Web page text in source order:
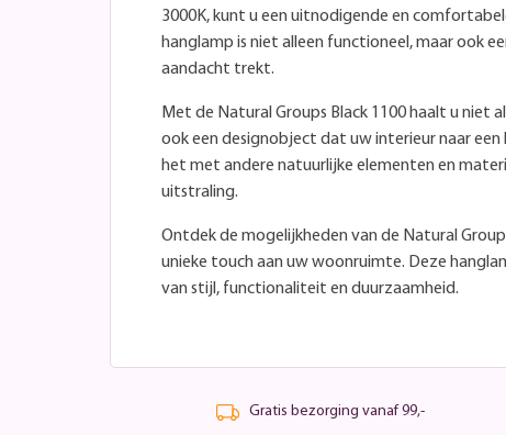
3000K, kunt u een uitnodigende en
hanglamp is niet alleen functioneel, maar ook
aandacht trekt.
Met de Natural Groups Black 1100 haalt u niet
ook een designobject dat uw interieur naar
het met andere natuurlijke elementen en
uitstraling.
Ontdek de mogelijkheden van de Natural
unieke touch aan uw woonruimte. Deze
van stijl, functionaliteit en duurzaamheid.
Gratis bezorging vanaf 99,-